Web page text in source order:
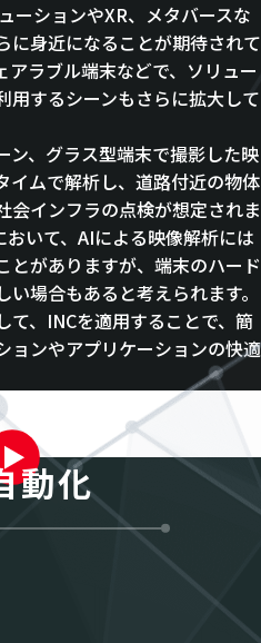
ーションやXR、メタバースな
に身近になることが期待されて
アラブル端末などで、ソリュー
用するシーンもさらに拡大して
ン、グラス型端末で撮影した映
イムで解析し、道路付近の物体
会インフラの点検が想定されま
いて、AIによる映像解析には
とがありますが、端末のハード
場合もあると考えられます。
て、INCを適用することで、簡
ョンやアプリケーションの快適
動化